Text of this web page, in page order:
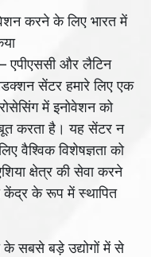
– एपीएससी और लैटिन
सेंटर हमारे लिए एक
में इनोवेशन को
करता है। यह सेंटर न
वैश्विक विशेषज्ञता को
क्षेत्र की सेवा करने
केंद्र के रूप में स्थापित
के सबसे बड़े उद्योगों में से